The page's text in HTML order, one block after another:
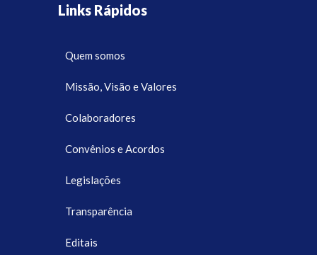
Links Rápidos
Quem somos
Missão, Visão e Valores
Colaboradores
Convênios e Acordos
Legislações
Transparência
Editais